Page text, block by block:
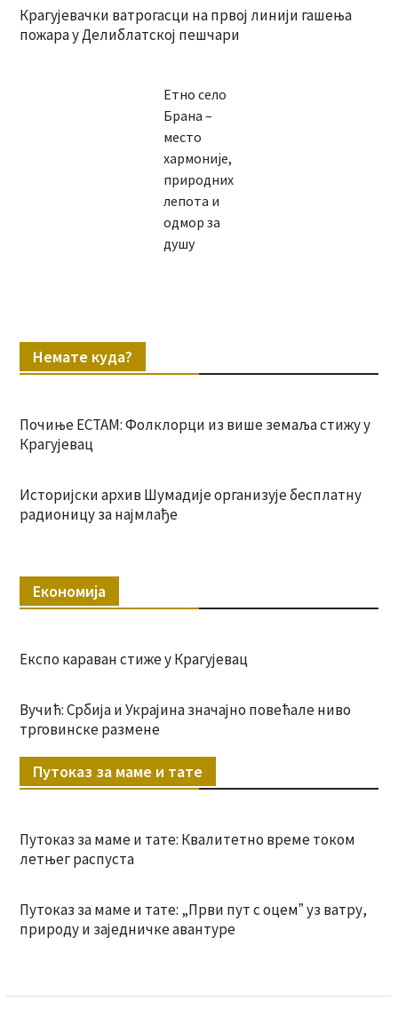
Крагујевачки ватрогасци на првој линији гашења
пожара у Делиблатској пешчари
Етно село
Брана –
место
хармоније,
природних
лепота и
одмор за
душу
Немате куда?
Почиње ЕСТАМ: Фолклорци из више земаља стижу у
Крагујевац
Историјски архив Шумадије организује бесплатну
радионицу за најмлађе
Економија
Експо караван стиже у Крагујевац
Вучић: Србија и Украјина значајно повећале ниво
трговинске размене
Путоказ за маме и тате
Путоказ за маме и тате: Квалитетно време током
летњег распуста
Путоказ за маме и тате: „Први пут с оцемˮ уз ватру,
природу и заједничке авантуре